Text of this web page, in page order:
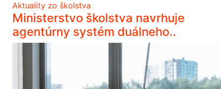
Aktuality zo školstva
Ministerstvo školstva navrhuje
agentúrny systém duálneho..